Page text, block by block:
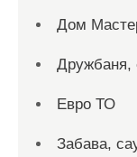
Дом
Дружбаня,
Евро ТО
Забава,